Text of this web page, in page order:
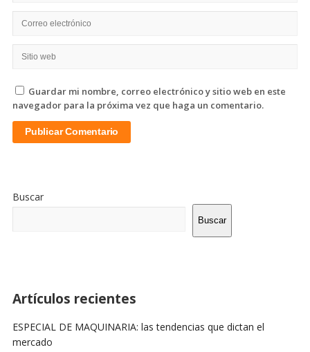
Guardar mi nombre, correo electrónico y sitio web en este
navegador para la próxima vez que haga un comentario.
La
Lateral
Buscar
Buscar
Artículos recientes
ESPECIAL DE MAQUINARIA: las tendencias que dictan el
mercado